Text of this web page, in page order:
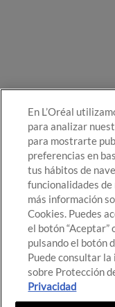
En L’Oréal
para analizar
para mostrarte
preferencias en
tus hábitos de
funcionalidades
más información
Cookies. Puedes
el botón “Aceptar”
pulsando el botón
Puede consultar
sobre Protección
Privacidad